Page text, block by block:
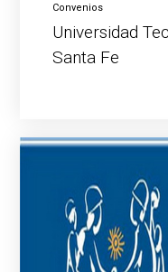
Convenios
Universidad
Santa Fe